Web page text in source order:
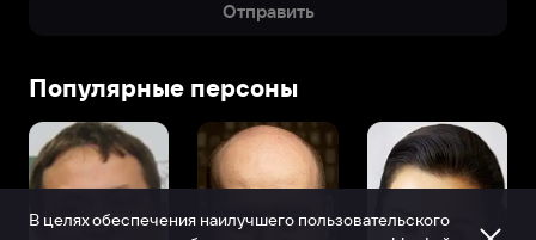
Отправить
Популярные персоны
В целях обеспечения наилучшего пользовательского